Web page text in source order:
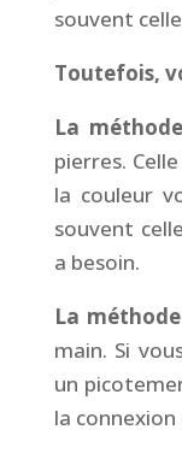
souvent
Toutefois,
La
pierres.
la couleur
souvent
a besoin.
La
main. Si
un
la